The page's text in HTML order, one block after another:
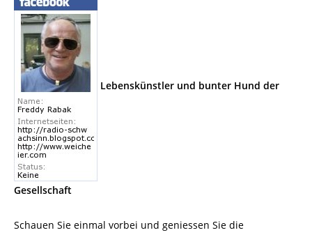
Lebenskünstler und bunter Hund der
Gesellschaft
Schauen Sie einmal vorbei und geniessen Sie die